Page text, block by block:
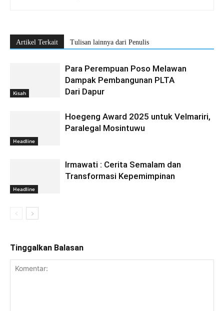
Artikel Terkait Tulisan lainnya dari Penulis
Kisah
Para Perempuan Poso Melawan
Dampak Pembangunan PLTA
Dari Dapur
Headline
Hoegeng Award 2025 untuk Velmariri,
Paralegal Mosintuwu
Headline
Irmawati : Cerita Semalam dan
Transformasi Kepemimpinan
Tinggalkan Balasan